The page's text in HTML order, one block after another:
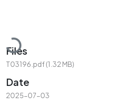
Loading...
Files
T03196.pdf(1.32 MB)
Date
2025-07-03